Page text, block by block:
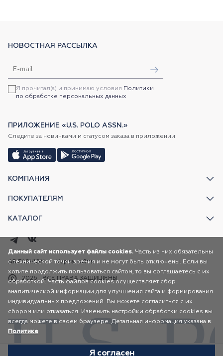
КОМПАНИЯ
ПОКУПАТЕЛЯМ
КАТАЛОГ
НОВОСТНАЯ РАССЫЛКА
Я прочитал(а) и принимаю условия Политики
по обработке персональных данных
ПРИЛОЖЕНИЕ «U.S. POLO ASSN.»
Следите за новинками и статусом заказа в приложении
2026 ВСЕ ПРАВА ЗАЩИЩЕНЫ
AR FASHION Карта сайта
Данный сайт использует файлы cookies. Часть из них обязательны
с технической точки зрения и не могут быть отключены. Если вы
хотите продолжить пользоваться сайтом, то вы соглашаетесь с их
обработкой. Часть файлов cookies осуществляет сбор
аналитической информации для улучшения сайта и формирования
индивидуальных предложений. Вы можете согласиться с их
сбором или отказаться. Изменить настройки обработки cookies вы
всегда можете в своем браузере. Детальная информация указана в
Политике
Я согласен